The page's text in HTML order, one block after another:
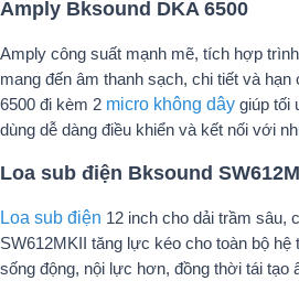
Amply Bksound DKA 6500
Amply công suất mạnh mẽ, tích hợp
mang đến âm thanh sạch, chi tiết và hạn
6500 đi kèm 2 micro không dây giúp tối
dùng dễ dàng điều khiển và kết nối với
Loa sub điện Bksound
Loa sub điện 12 inch cho dải trầm sâu,
SW612MKII tăng lực kéo cho toàn bộ hệ
sống động, nội lực hơn, đồng thời tái tạo